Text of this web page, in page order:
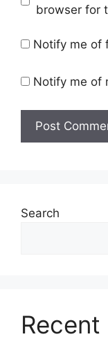
browser for
Notify me of
Notify me of
Search